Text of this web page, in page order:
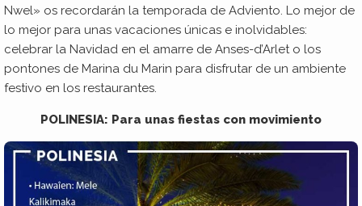
Nwel» os recordarán la temporada de Adviento. Lo mejor de
lo mejor para unas vacaciones únicas e inolvidables:
celebrar la Navidad en el amarre de Anses-d’Arlet o los
pontones de Marina du Marin para disfrutar de un ambiente
festivo en los restaurantes.
POLINESIA: Para unas fiestas con movimiento